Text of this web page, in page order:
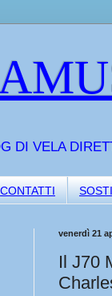
DI VELA
CONTATTI
venerdì 21
Il J70